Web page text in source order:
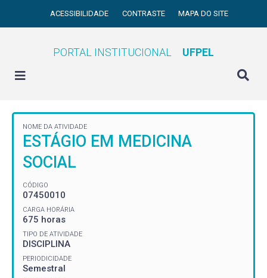
ACESSIBILIDADE CONTRASTE MAPA DO SITE
PORTAL INSTITUCIONAL UFPEL
NOME DA ATIVIDADE
ESTÁGIO EM MEDICINA
SOCIAL
CÓDIGO
07450010
CARGA HORÁRIA
675 horas
TIPO DE ATIVIDADE
DISCIPLINA
PERIODICIDADE
Semestral